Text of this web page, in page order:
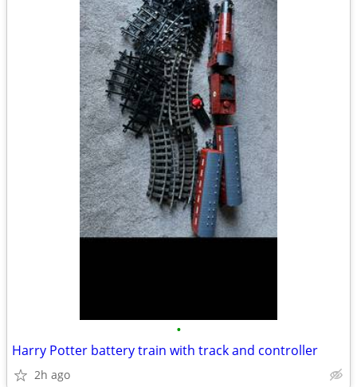
•
Harry Potter battery train with track and controller
2h ago